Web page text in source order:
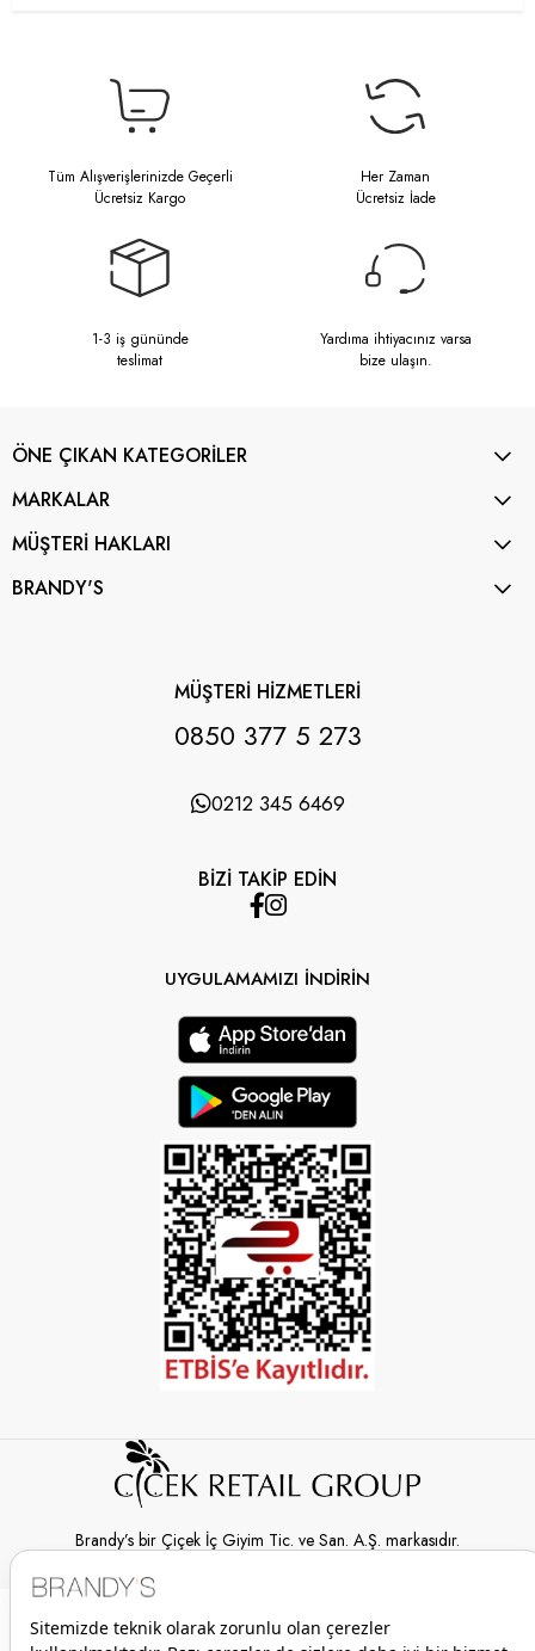
Tüm Alışverişlerinizde Geçerli
Ücretsiz Kargo
Her Zaman
Ücretsiz İade
1-3 iş gününde
teslimat
Yardıma ihtiyacınız varsa
bize ulaşın.
ÖNE ÇIKAN KATEGORİLER
MARKALAR
MÜŞTERİ HAKLARI
BRANDY'S
MÜŞTERİ HİZMETLERİ
0850 377 5 273
0212 345 6469
BİZİ TAKİP EDİN
UYGULAMAMIZI İNDİRİN
Brandy’s bir Çiçek İç Giyim Tic. ve San. A.Ş. markasıdır.
© 2026 Brandy’s | Her hakkı saklıdır.